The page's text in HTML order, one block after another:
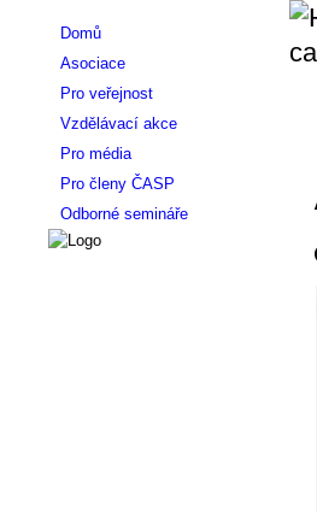
Domů
Asociace
Pro veřejnost
Vzdělávací akce
Pro média
Pro členy ČASP
Odborné semináře